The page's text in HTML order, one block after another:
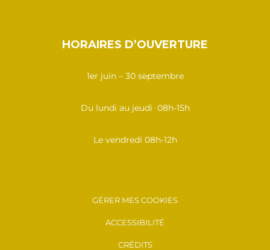
HORAIRES D’OUVERTURE
1er juin – 30 septembre
Du lundi au jeudi 08h-15h
Le vendredi 08h-12h
GÉRER MES COOKIES
ACCESSIBILITÉ
CRÉDITS